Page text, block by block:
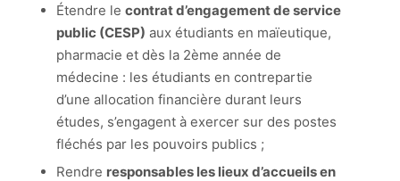
Étendre le contrat d’engagement de service
public (CESP) aux étudiants en maïeutique,
pharmacie et dès la 2ème année de
médecine : les étudiants en contrepartie
d’une allocation financière durant leurs
études, s’engagent à exercer sur des postes
fléchés par les pouvoirs publics ;
Rendre responsables les lieux d’accueils en